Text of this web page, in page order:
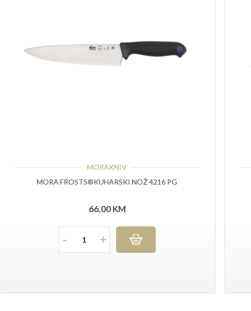
MORAKNIV
MORA FROSTS®KUHARSKI NOŽ 4216 PG
66,00KM
Količina